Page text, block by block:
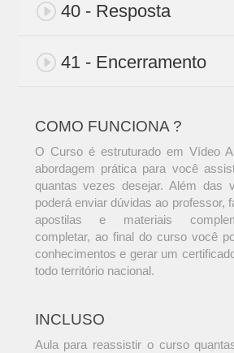
40 - Resposta
41 - Encerramento
COMO FUNCIONA ?
O Curso é estruturado em Vídeo
abordagem prática para você
quantas vezes desejar. Além das
poderá enviar dúvidas ao professor,
apostilas e materiais
completar, ao final do curso você
conhecimentos e gerar um
todo território nacional.
INCLUSO
Aula para reassistir o curso